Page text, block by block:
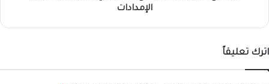
الإمدادات
اترك تعليقاً